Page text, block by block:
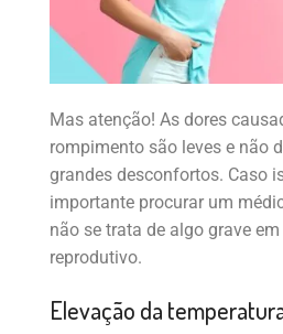
Mas atenção! As dores
rompimento são leves e não
grandes desconfortos. Caso
importante procurar um
não se trata de algo grave
reprodutivo.
Elevação da